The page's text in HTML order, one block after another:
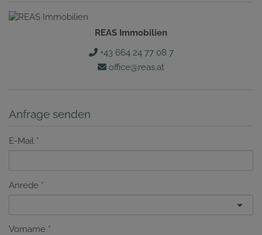
REAS Immobilien
+43 664 24 77 08 7
office@reas.at
Anfrage senden
E-Mail
Anrede
Vorname